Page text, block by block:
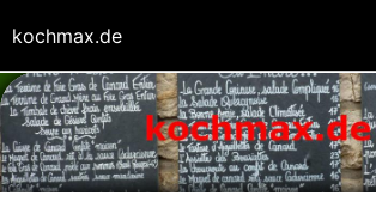
kochmax.de